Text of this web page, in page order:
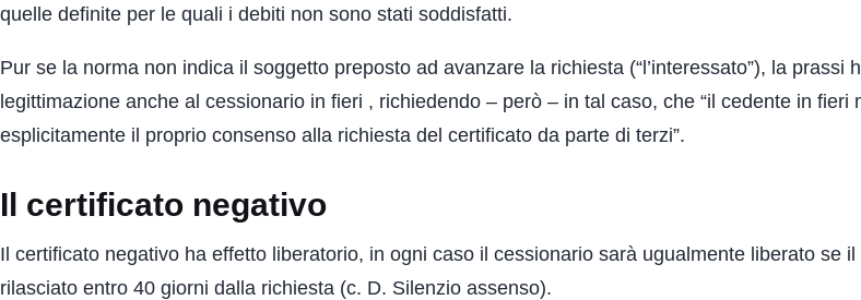
quelle definite per le quali i debiti non sono stati soddisfatti.
Pur se la norma non indica il soggetto preposto ad avanzare la richiesta (“l’interessato”), la prassi
legittimazione anche al cessionario in fieri , richiedendo – però – in tal caso, che “il cedente in fieri
esplicitamente il proprio consenso alla richiesta del certificato da parte di terzi”.
Il certificato negativo
Il certificato negativo ha effetto liberatorio, in ogni caso il cessionario sarà ugualmente liberato se
rilasciato entro 40 giorni dalla richiesta (c. D. Silenzio assenso).